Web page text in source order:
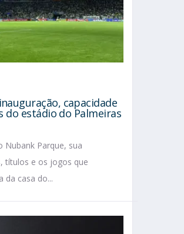
capacidade
do estádio do Palmeiras
Nubank Parque, sua
títulos e os jogos que
da casa do...